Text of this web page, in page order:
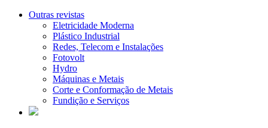
Outras revistas
Eletricidade Moderna
Plástico Industrial
Redes, Telecom e Instalações
Fotovolt
Hydro
Máquinas e Metais
Corte e Conformação de Metais
Fundição e Serviços